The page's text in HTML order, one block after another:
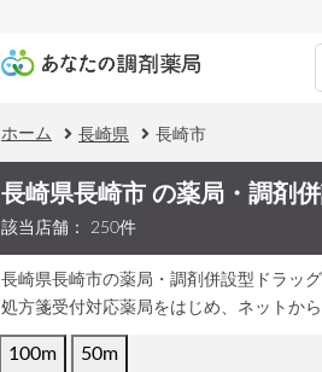
ホーム 長崎県 長崎市
長崎県長崎市 の薬局・調剤
該当店舗： 250件
長崎県長崎市の薬局・調剤併設型ドラッ
処方箋受付対応薬局をはじめ、ネットか
100m 50m